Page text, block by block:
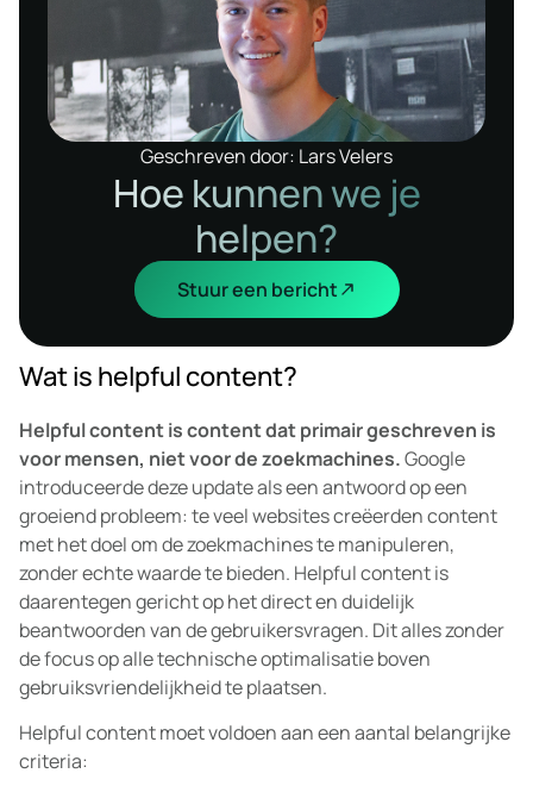
Geschreven door: Lars Velers
Hoe kunnen we je
helpen?
Stuur een bericht
Wat is helpful content?
Helpful content is content dat primair geschreven is
voor mensen, niet voor de zoekmachines.Google
introduceerde deze update als een antwoord op een
groeiend probleem: te veel websites creëerden content
met het doel om de zoekmachines te manipuleren,
zonder echte waarde te bieden. Helpful content is
daarentegen gericht op het direct en duidelijk
beantwoorden van de gebruikersvragen. Dit alles zonder
de focus op alle technische optimalisatie boven
gebruiksvriendelijkheid te plaatsen.
Helpful content moet voldoen aan een aantal belangrijke
criteria: